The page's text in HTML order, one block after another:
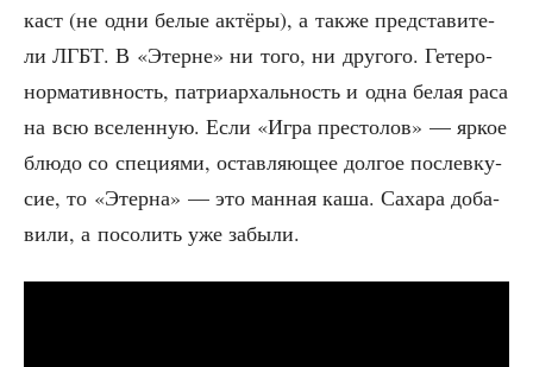
каст (не одни белые актё­ры), а так­же пред­ста­ви­те­
ли ЛГБТ. В «Этерне» ни того, ни дру­го­го. Гете­ро­
нор­ма­тив­ность, пат­ри­ар­халь­ность и одна белая раса
на всю все­лен­ную. Если «Игра пре­сто­лов» — яркое
блю­до со спе­ци­я­ми, остав­ля­ю­щее дол­гое после­вку­
сие, то «Этер­на» — это ман­ная каша. Саха­ра доба­
ви­ли, а посо­лить уже забыли.